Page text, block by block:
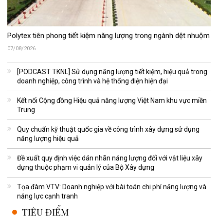
Polytex tiên phong tiết kiệm năng lượng trong ngành dệt nhuộm
07/08/2026
[PODCAST TKNL] Sử dụng năng lượng tiết kiệm, hiệu quả trong
doanh nghiệp, công trình và hệ thống điện hiện đại
Kết nối Cộng đồng Hiệu quả năng lượng Việt Nam khu vực miền
Trung
Quy chuẩn kỹ thuật quốc gia về công trình xây dựng sử dụng
năng lượng hiệu quả
Đề xuất quy định việc dán nhãn năng lượng đối với vật liệu xây
dựng thuộc phạm vi quản lý của Bộ Xây dựng
Tọa đàm VTV: Doanh nghiệp với bài toán chi phí năng lượng và
năng lực cạnh tranh
TIÊU ĐIỂM